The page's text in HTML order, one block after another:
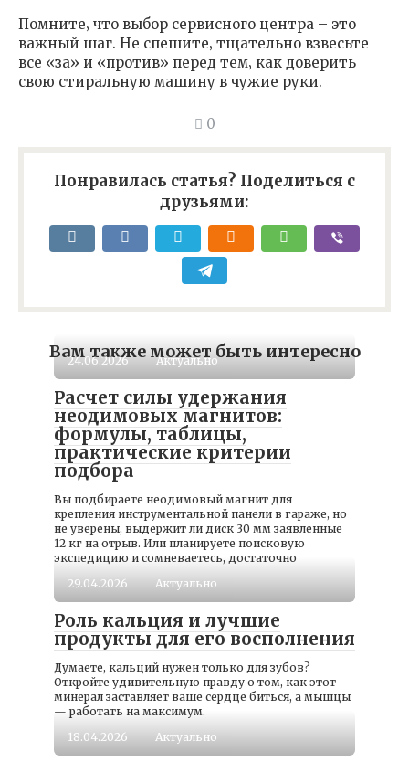
Помните‚ что выбор сервисного центра – это
важный шаг. Не спешите‚ тщательно взвесьте
все «за» и «против» перед тем‚ как доверить
свою стиральную машину в чужие руки.
0
Понравилась статья? Поделиться с
друзьями:
Вам также может быть интересно
24.06.2026 Актуально
Расчет силы удержания
неодимовых магнитов:
формулы, таблицы,
практические критерии
подбора
Вы подбираете неодимовый магнит для
крепления инструментальной панели в гараже, но
не уверены, выдержит ли диск 30 мм заявленные
12 кг на отрыв. Или планируете поисковую
экспедицию и сомневаетесь, достаточно
29.04.2026
Актуально
Роль кальция и лучшие
продукты для его восполнения
Думаете, кальций нужен только для зубов?
Откройте удивительную правду о том, как этот
минерал заставляет ваше сердце биться, а мышцы
— работать на максимум.
18.04.2026
Актуально